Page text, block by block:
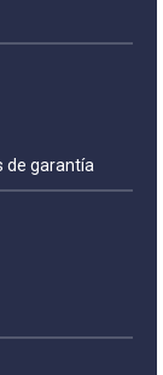
de garantía